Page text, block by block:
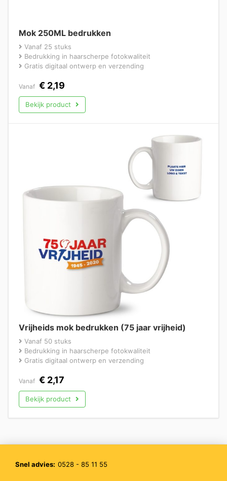
Mok 250ML bedrukken
Vanaf 25 stuks
Bedrukking in haarscherpe fotokwaliteit
Gratis digitaal ontwerp en verzending
Vanaf € 2,19
Bekijk product
Vrijheids mok bedrukken (75 jaar vrijheid)
Vanaf 50 stuks
Bedrukking in haarscherpe fotokwaliteit
Gratis digitaal ontwerp en verzending
Vanaf € 2,17
Bekijk product
Snel advies: 0528 - 85 11 55